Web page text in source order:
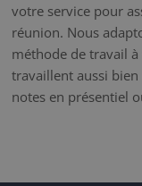
votre service pour
réunion. Nous
méthode de travail
travaillent aussi
notes en présentiel